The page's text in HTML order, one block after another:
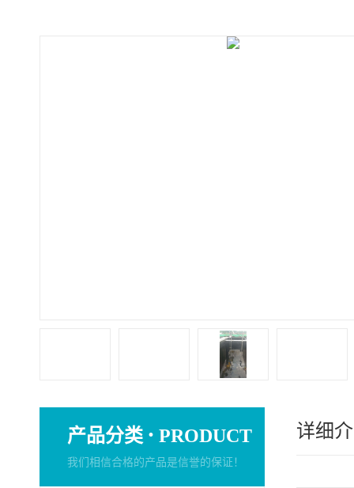
产品分类 · PRODUCT
我们相信合格的产品是信誉的保证！
详细